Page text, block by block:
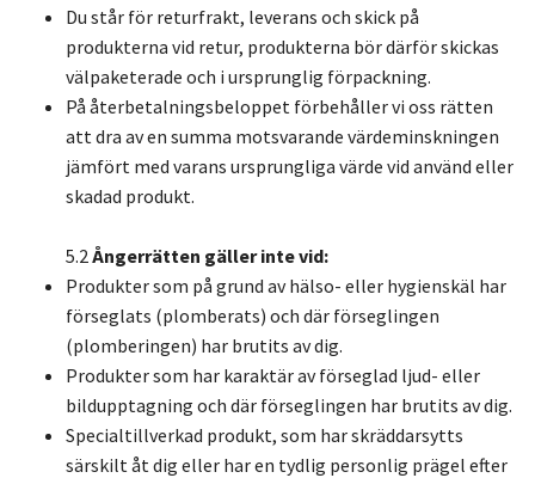
Du står för returfrakt, leverans och skick på
produkterna vid retur, produkterna bör därför skickas
välpaketerade och i ursprunglig förpackning.
På återbetalningsbeloppet förbehåller vi oss rätten
att dra av en summa motsvarande värdeminskningen
jämfört med varans ursprungliga värde vid använd eller
skadad produkt.
5.2Ångerrätten gäller inte vid:
Produkter som på grund av hälso- eller hygienskäl har
förseglats (plomberats) och där förseglingen
(plomberingen) har brutits av dig.
Produkter som har karaktär av förseglad ljud- eller
bildupptagning och där förseglingen har brutits av dig.
Specialtillverkad produkt, som har skräddarsytts
särskilt åt dig eller har en tydlig personlig prägel efter